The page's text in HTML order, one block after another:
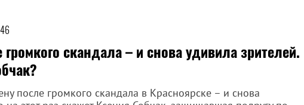
скандала – и снова удивила зрителей.
после громкого скандала в Красноярске – и снова